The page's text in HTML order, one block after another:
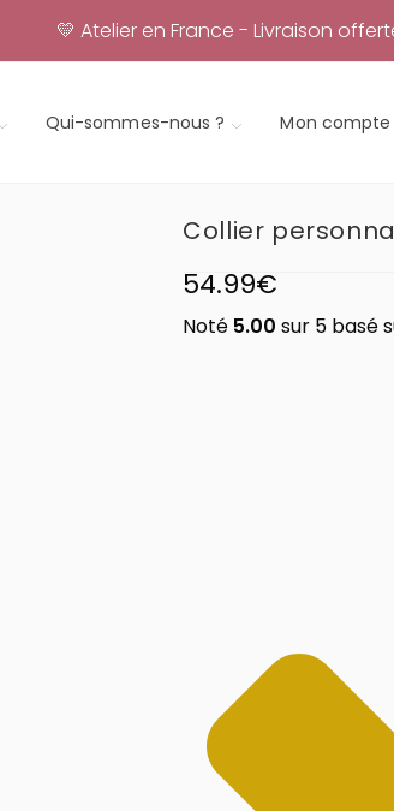
💛 Atelier en France - Livraison
Qui-sommes-nous ? Mon compte
Collier
54.99€
Noté 5.00 sur 5 basé